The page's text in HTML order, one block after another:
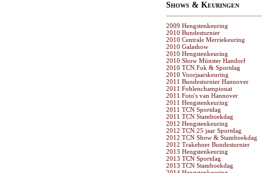
Shows & Keuringen
2009 Hengstenkeuring
2010 Bundesturnier
2010 Centrale Merriekeuring
2010 Galashow
2010 Hengstenkeuring
2010 Show Münster Handorf
2010 TCN Fok & Sportdag
2010 Voorjaarskeuring
2011 Bundesturnier Hannover
2011 Fohlenchampionat
2011 Foto's van Hannover
2011 Hengstenkeuring
2011 TCN Sportdag
2011 TCN Stamboekdag
2012 Hengstenkeuring
2012 TCN 25 jaar Sportdag
2012 TCN Show & Stamboekdag
2012 Trakehner Bundesturnier
2013 Hengstenkeuring
2013 TCN Sportdag
2013 TCN Stamboekdag